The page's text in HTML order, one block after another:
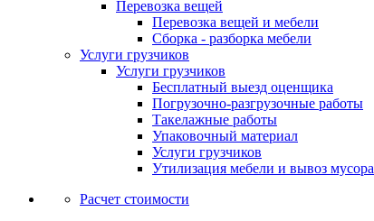
Перевозка вещей
Перевозка вещей и мебели
Сборка - разборка мебели
Услуги грузчиков
Услуги грузчиков
Бесплатный выезд оценщика
Погрузочно-разгрузочные работы
Такелажные работы
Упаковочный материал
Услуги грузчиков
Утилизация мебели и вывоз мусора
Расчет стоимости